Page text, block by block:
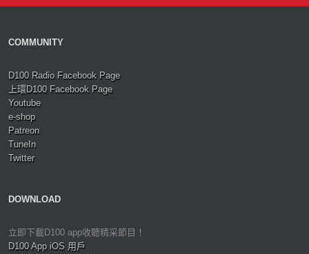
COMMUNITY
D100 Radio Facebook Page
上環D100 Facebook Page
Youtube
e-shop
Patreon
TuneIn
Twitter
DOWNLOAD
立即下載D100 app收聽精采節目！
D100 App iOS 用戶